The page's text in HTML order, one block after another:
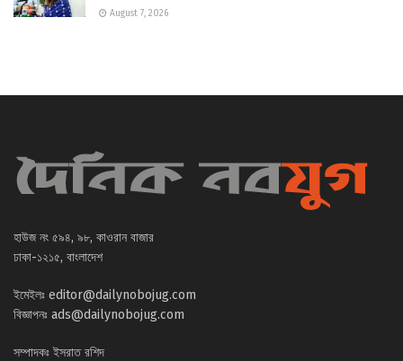
August 7, 2026
হাউজ নং ৫৯৪, ৯৮, কাওরান বাজার
ঢাকা-১২১৫, বাংলাদেশ
ইমেইলঃ editor@dailynobojug.com
বিজ্ঞাপনঃ ads@dailynobojug.com
সম্পাদকঃ ইসরাত রশিদ